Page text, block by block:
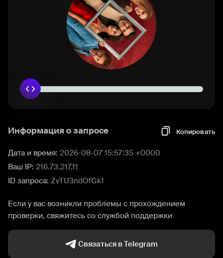
Информация о запросе Копировать
Дата и время: 2026-08-07 15:57:35 +0000
Ваш IP: 216.73.217.11
ID запроса: ZvTU3ndOfGk1
Если у вас возникли проблемы с прохождением
проверки, свяжитесь со службой поддержки
Связаться в Telegram